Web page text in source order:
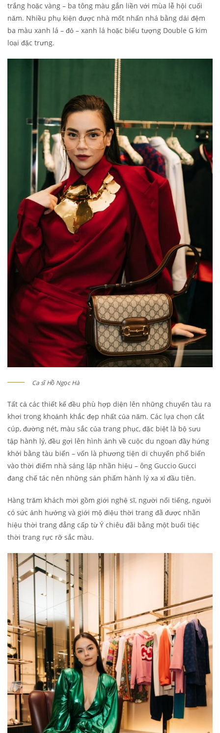
trắng hoặc vàng – ba tông màu gắn liền với mùa lễ hội cuối
năm. Nhiều phụ kiện được nhà mốt nhấn nhá bằng dải đệm
ba màu xanh lá – đỏ – xanh lá hoặc biểu tượng Double G kim
loại đặc trưng.
Ca sĩ Hồ Ngọc Hà
Tất cả các thiết kế đều phù hợp diện lên những chuyến tàu ra
khơi trong khoảnh khắc đẹp nhất của năm. Các lựa chọn cắt
cúp, đường nét, màu sắc của trang phục, đặc biệt là bộ sưu
tập hành lý, đều gợi lên hình ảnh về cuộc du ngoạn đầy hứng
khởi bằng tàu biển – vốn là phương tiện di chuyển phổ biến
vào thời điểm nhà sáng lập nhãn hiệu – ông Guccio Gucci
đang chế tác nên những sản phẩm hành lý xa xỉ đầu tiên.
Hàng trăm khách mời gồm giới nghệ sĩ, người nổi tiếng, người
có sức ảnh hưởng và giới mộ điệu thời trang đã được nhãn
hiệu thời trang đẳng cấp từ Ý chiêu đãi bằng một buổi tiệc
thời trang rực rỡ sắc màu.